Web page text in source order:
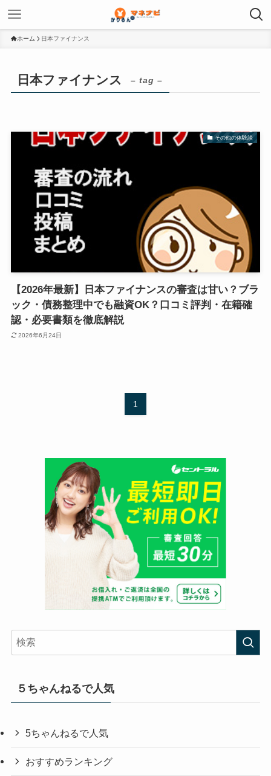
ホーム 日本ファイナンス
日本ファイナンス – tag –
その他の体験談
【2026年最新】日本ファイナンスの審査は甘い？ブラ
ック・債務整理中でも融資OK？口コミ評判・在籍確
認・必要書類を徹底解説
2026年6月24日
1
５ちゃんねるで人気
5ちゃんねるで人気
おすすめランキング